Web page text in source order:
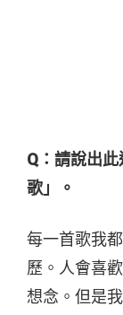
Q：請說出
歌」。
每一首歌我
歷。人會喜
想念。但是